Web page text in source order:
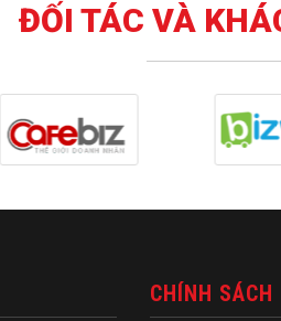
ĐỐI TÁC VÀ
CHÍNH SÁCH